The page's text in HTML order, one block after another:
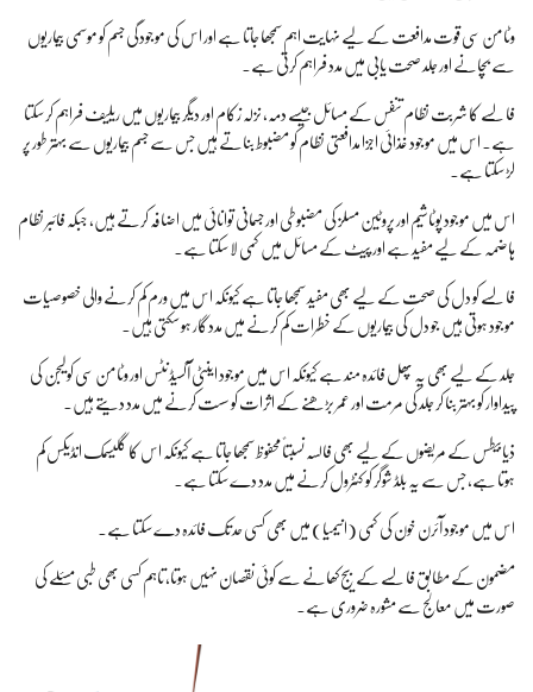
وٹامن سی قوت مدافعت کے لیے نہایت اہم سمجھا جاتا ہے اور اس کی موجودگی جسم کو موسمی بیماریوں
سے بچانے اور جلد صحت یابی میں مدد فراہم کرتی ہے۔
فالسے کا شربت نظام تنفس کے مسائل جیسے دمہ، نزلہ زکام اور دیگر بیماریوں میں ریلیف فراہم کر سکتا
ہے۔ اس میں موجود غذائی اجزا مدافعتی نظام کو مضبوط بناتے ہیں جس سے جسم بیماریوں سے بہتر طور پر
لڑ سکتا ہے۔
اس میں موجود پوٹاشیم اور پروٹین مسلز کی مضبوطی اور جسمانی توانائی میں اضافہ کرتے ہیں، جبکہ فائبر نظام
ہاضمہ کے لیے مفید ہے اور پیٹ کے مسائل میں کمی لا سکتا ہے۔
فالسے کو دل کی صحت کے لیے بھی مفید سمجھا جاتا ہے کیونکہ اس میں ورم کم کرنے والی خصوصیات
موجود ہوتی ہیں جو دل کی بیماریوں کے خطرات کم کرنے میں مددگار ہو سکتی ہیں۔
جلد کے لیے بھی یہ پھل فائدہ مند ہے کیونکہ اس میں موجود اینٹی آکسیڈنٹس اور وٹامن سی کولیجن کی
پیداوار کو بہتر بنا کر جلد کی مرمت اور عمر بڑھنے کے اثرات کو سست کرنے میں مدد دیتے ہیں۔
ذیابیطس کے مریضوں کے لیے بھی فالسہ نسبتاً محفوظ سمجھا جاتا ہے کیونکہ اس کا گلیسمک انڈیکس کم
ہوتا ہے، جس سے یہ بلڈ شوگر کو کنٹرول کرنے میں مدد دے سکتا ہے۔
اس میں موجود آئرن خون کی کمی (انیمیا) میں بھی کسی حد تک فائدہ دے سکتا ہے۔
مضمون کے مطابق فالسے کے بیج کھانے سے کوئی نقصان نہیں ہوتا، تاہم کسی بھی طبی مسئلے کی
صورت میں معالج سے مشورہ ضروری ہے۔